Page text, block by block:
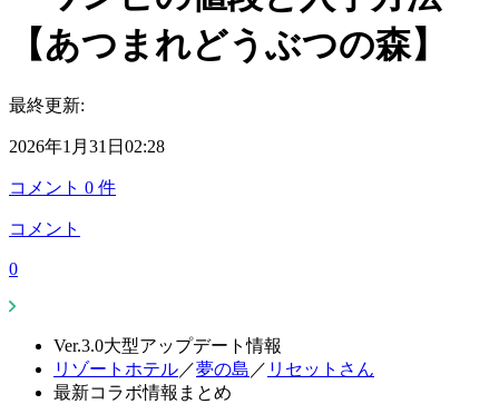
【あつまれどうぶつの森】
最終更新:
2026年1月31日02:28
コメント 0 件
コメント
0
Ver.3.0大型アップデート情報
リゾートホテル／夢の島 ／ リセットさん
最新コラボ情報まとめ